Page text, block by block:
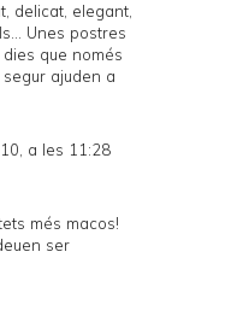
delicat, elegant,
Unes postres
que només
ajuden a
a les 11:28
més macos!
ser